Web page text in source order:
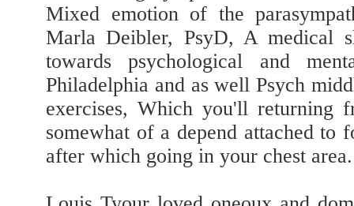
Mixed emotion of the
Marla Deibler, PsyD, A medical
towards psychological and
Philadelphia and as well Psych
exercises, Which you'll returning
somewhat of a depend attached
after which going in your chest area.